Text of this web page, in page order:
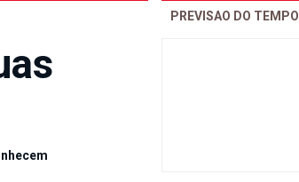
PREVISAO DO TEMPO